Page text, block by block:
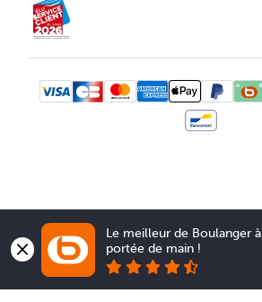
Le meilleur de Boulanger à
portée de main !